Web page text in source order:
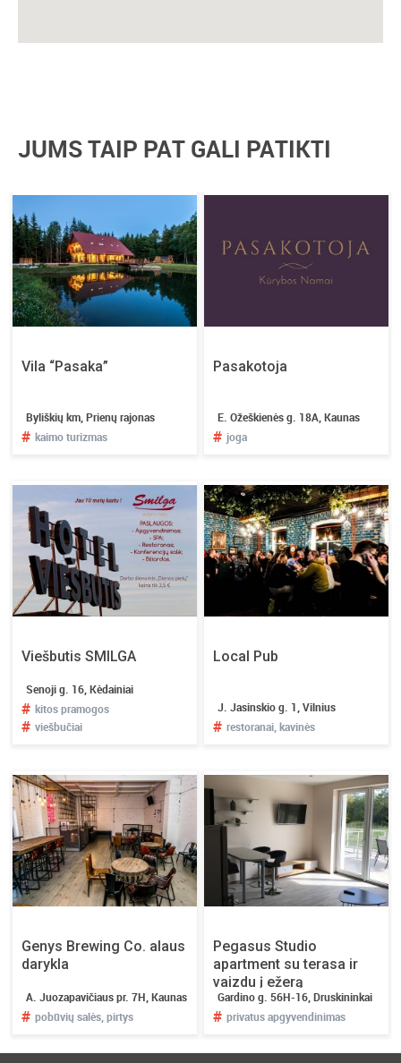
JUMS TAIP PAT GALI PATIKTI
Vila “Pasaka”
Byliškių km, Prienų rajonas
# kaimo turizmas
Pasakotoja
E. Ožeškienės g. 18A, Kaunas
# joga
Viešbutis SMILGA
Senoji g. 16, Kėdainiai
# kitos pramogos
# viešbučiai
Local Pub
J. Jasinskio g. 1, Vilnius
# restoranai, kavinės
Genys Brewing Co. alaus
darykla
A. Juozapavičiaus pr. 7H, Kaunas
# pobūvių salės, pirtys
Pegasus Studio
apartment su terasa ir
vaizdu į ežerą
Druskininkuose
Gardino g. 56H-16, Druskininkai
# privatus apgyvendinimas